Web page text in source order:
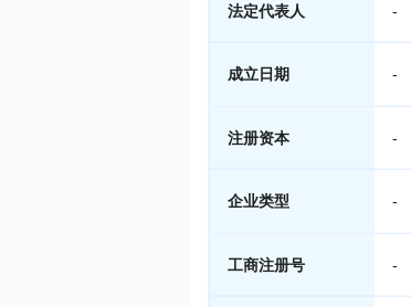
法定代表人 -
成立日期 -
注册资本 -
企业类型 -
工商注册号 -